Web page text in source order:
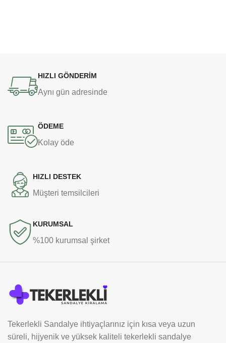
HIZLI GÖNDERİM
Aynı gün adresinde
ÖDEME
Kolay öde
HIZLI DESTEK
Müşteri temsilcileri
KURUMSAL
%100 kurumsal şirket
Tekerlekli Sandalye ihtiyaçlarınız için kısa veya uzun
süreli, hijyenik ve yüksek kaliteli tekerlekli sandalye